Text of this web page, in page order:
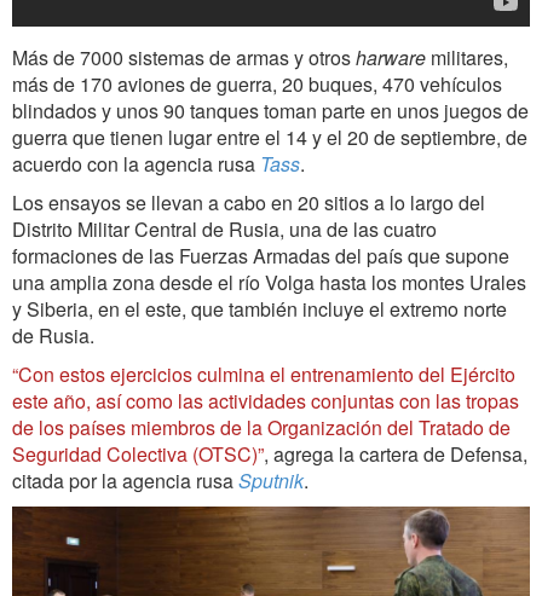
Más de 7000 sistemas de armas y otrosharware militares,
más de 170 aviones de guerra, 20 buques, 470 vehículos
blindados y unos 90 tanques toman parte en unos juegos de
guerra que tienen lugar entre el 14 y el 20 de septiembre, de
acuerdo con la agencia rusa Tass.
Los ensayos se llevan a cabo en 20 sitios a lo largo del
Distrito Militar Central de Rusia, una de las cuatro
formaciones de las Fuerzas Armadas del país que supone
una amplia zona desde el río Volga hasta los montes Urales
y Siberia, en el este, que también incluye el extremo norte
de Rusia.
“Con estos ejercicios culmina el entrenamiento del Ejército
este año, así como las actividades conjuntas con las tropas
de los países miembros de la Organización del Tratado de
Seguridad Colectiva (OTSC)”, agrega la cartera de Defensa,
citada por la agencia rusaSputnik.